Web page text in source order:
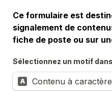
Ce formulaire est
signalement de
fiche de poste ou sur
Sélectionnez un motif
A Contenu à